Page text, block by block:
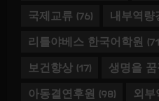
국제교류 (76) 내부역량
리틀야베스 한국어학원
보건향상 (17) 생명을
아동결연후원 (98) 외부